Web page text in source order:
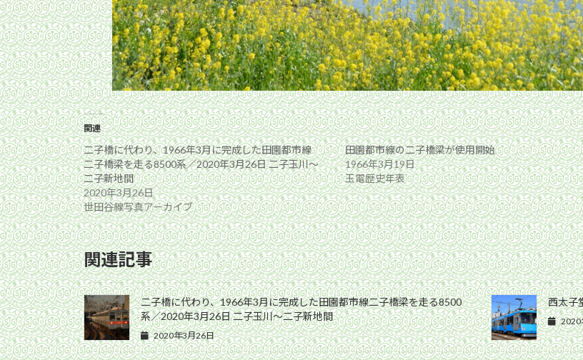
関連
二子橋に代わり、1966年3月に完成した田園都市線
二子橋梁を走る8500系／2020年3月26日 二子玉川〜
二子新地間
2020年3月26日
世田谷線写真アーカイブ
田園都市線の二子橋梁が使用開始
1966年3月19日
玉電歴史年表
関連記事
二子橋に代わり、1966年3月に完成した田園都市線二子橋梁を走る8500
系／2020年3月26日 二子玉川〜二子新地間
2020年3月26日
西太子
2020